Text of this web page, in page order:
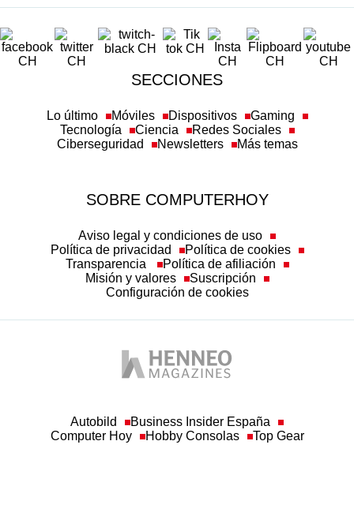
SECCIONES
Lo último Móviles Dispositivos
Gaming
Tecnología
Ciencia
Redes Sociales
Ciberseguridad
Newsletters Más temas
SOBRE COMPUTERHOY
Aviso legal y condiciones de uso
Política de privacidad
Política de cookies
Transparencia
Política de afiliación
Misión y valores
Suscripción
Configuración de cookies
Autobild
Business Insider España
Computer Hoy
Hobby Consolas Top Gear